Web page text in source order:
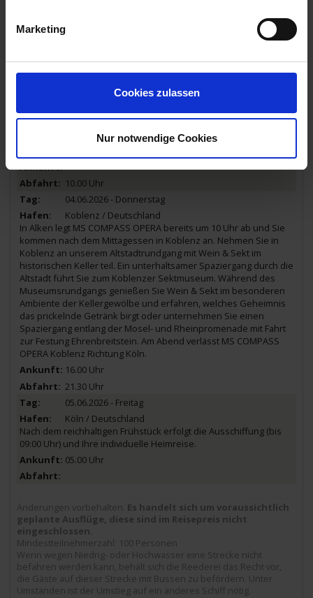
Marketing
Cookies zulassen
Nur notwendige Cookies
der Mosel mit Ihnen nach Alken zu fahren, wo Sie über Nacht
bleiben werden.
Alken (Mosel) / Deutschland
Alken, eines der ältesten Weindörfer an der Mosel, verzaubert
und romantischen Weinbergen. Der kleine Ort lädt zum
10.00 Uhr
04.06.2026 - Donnerstag
Koblenz / Deutschland
In Alken legt MS COMPASS OPERA bereits um 10 Uhr ab und Sie
kommen nach dem Mittagessen in Koblenz an. Nehmen Sie in
Koblenz an unserem Altstadtrundgang mit Wein & Sekt im
historischen Keller teil. Ein unterhaltsamer Spaziergang durch die
Altstadt führt Sie zum Koblenzer Sektmuseum. Während des
Museumsrundgangs genießen Sie Wein & Sekt im besonderen
Ambiente der Kellergewölbe und erfahren, welches Geheimnis
das prickelnde Getränk birgt oder unternehmen Sie einen
Spaziergang entlang der Mosel- und Rheinpromenade mit Fahrt
zur Festung Ehrenbreitstein. Am Abend verlässt MS COMPASS
OPERA Koblenz Richtung Köln.
16.00 Uhr
21.30 Uhr
05.06.2026 - Freitag
Köln / Deutschland
Nach dem reichhaltigen Frühstück erfolgt die Ausschiffung (bis
09:00 Uhr) und Ihre individuelle Heimreise.
05.00 Uhr
Änderungen vorbehalten. Es handelt sich um voraussichtlich
geplante Ausflüge, diese sind im Reisepreis nicht
eingeschlossen.
Mindestteilnehmerzahl: 100 Personen
Wenn wegen Niedrig- oder Hochwasser eine Strecke nicht
befahren werden kann, behält sich die Reederei das Recht vor,
die Gäste auf dieser Strecke mit Bussen zu befördern. Unter
Umständen ist der Umstieg auf ein anderes Schiff nötig.